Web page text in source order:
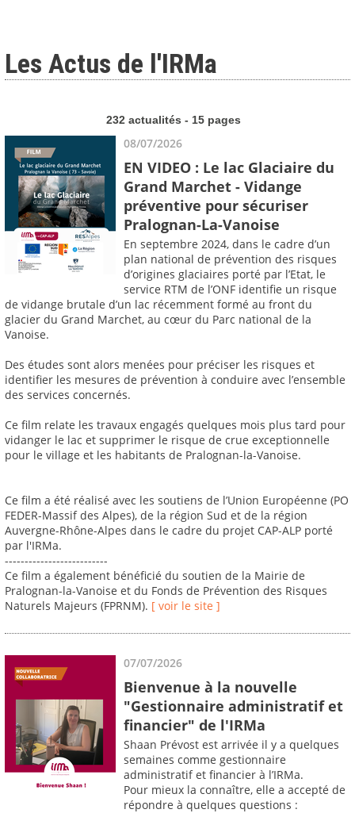
Les Actus de l'IRMa
232 actualités - 15 pages
08/07/2026
EN VIDEO : Le lac Glaciaire du
Grand Marchet - Vidange
préventive pour sécuriser
Pralognan-La-Vanoise
En septembre 2024, dans le cadre d’un
plan national de prévention des risques
d’origines glaciaires porté par l’Etat, le
service RTM de l’ONF identifie un risque
de vidange brutale d’un lac récemment formé au front du
glacier du Grand Marchet, au cœur du Parc national de la
Vanoise.
Des études sont alors menées pour préciser les risques et
identifier les mesures de prévention à conduire avec l’ensemble
des services concernés.
Ce film relate les travaux engagés quelques mois plus tard pour
vidanger le lac et supprimer le risque de crue exceptionnelle
pour le village et les habitants de Pralognan-la-Vanoise.
Ce film a été réalisé avec les soutiens de l’Union Européenne (PO
FEDER-Massif des Alpes), de la région Sud et de la région
Auvergne-Rhône-Alpes dans le cadre du projet CAP-ALP porté
par l'IRMa.
--------------------------
Ce film a également bénéficié du soutien de la Mairie de
Pralognan-la-Vanoise et du Fonds de Prévention des Risques
Naturels Majeurs (FPRNM). [ voir le site ]
07/07/2026
Bienvenue à la nouvelle
"Gestionnaire administratif et
financier" de l'IRMa
Shaan Prévost est arrivée il y a quelques
semaines comme gestionnaire
administratif et financier à l’IRMa.
Pour mieux la connaître, elle a accepté de
répondre à quelques questions :